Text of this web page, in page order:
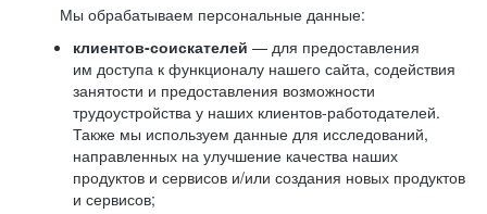
Мы обрабатываем персональные данные:
клиентов-соискателей — для предоставления
им доступа к функционалу нашего сайта, содействия
занятости и предоставления возможности
трудоустройства у наших клиентов-работодателей.
Также мы используем данные для исследований,
направленных на улучшение качества наших
продуктов и сервисов и/или создания новых продуктов
и сервисов;